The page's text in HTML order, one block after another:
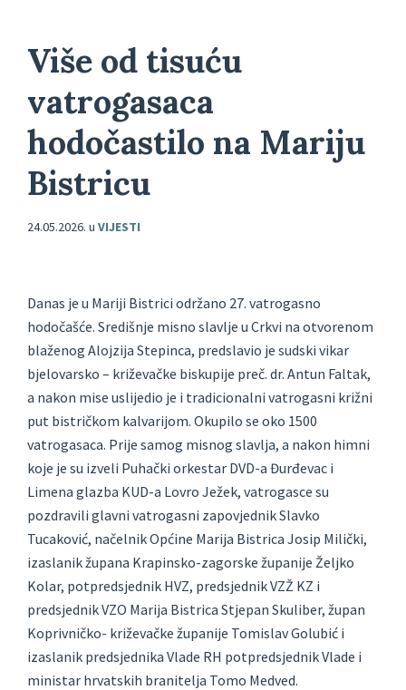
Više od tisuću
vatrogasaca
hodočastilo na Mariju
Bistricu
24.05.2026. u VIJESTI
Danas je u Mariji Bistrici održano 27. vatrogasno
hodočašće. Središnje misno slavlje u Crkvi na otvorenom
blaženog Alojzija Stepinca, predslavio je sudski vikar
bjelovarsko – križevačke biskupije preč. dr. Antun Faltak,
a nakon mise uslijedio je i tradicionalni vatrogasni križni
put bistričkom kalvarijom. Okupilo se oko 1500
vatrogasaca. Prije samog misnog slavlja, a nakon himni
koje je su izveli Puhački orkestar DVD-a Đurđevac i
Limena glazba KUD-a Lovro Ježek, vatrogasce su
pozdravili glavni vatrogasni zapovjednik Slavko
Tucaković, načelnik Općine Marija Bistrica Josip Milički,
izaslanik župana Krapinsko-zagorske županije Željko
Kolar, potpredsjednik HVZ, predsjednik VZŽ KZ i
predsjednik VZO Marija Bistrica Stjepan Skuliber, župan
Koprivničko- križevačke županije Tomislav Golubić i
izaslanik predsjednika Vlade RH potpredsjednik Vlade i
ministar hrvatskih branitelja Tomo Medved.